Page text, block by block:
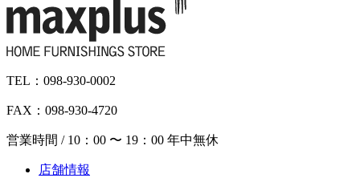
TEL：098-930-0002
FAX：098-930-4720
営業時間 / 10：00 〜 19：00 年中無休
店舗情報